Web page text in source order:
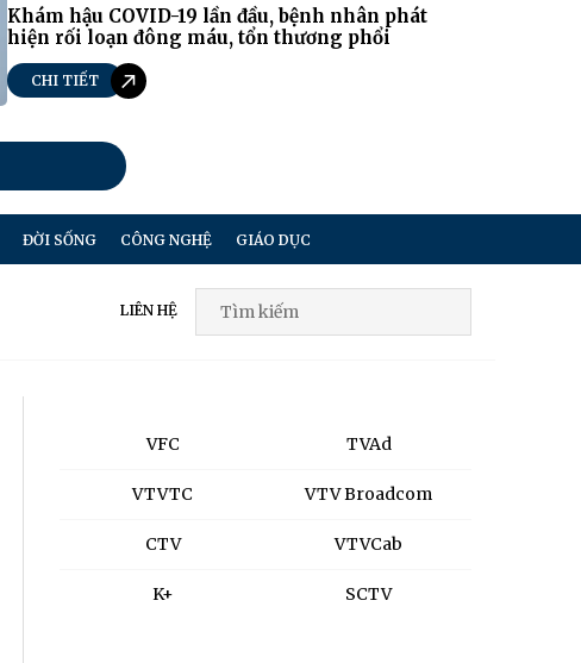
Khám hậu COVID-19 lần đầu, bệnh nhân phát
hiện rối loạn đông máu, tổn thương phổi
CHI TIẾT
ĐỜI SỐNG CÔNG NGHỆ GIÁO DỤC
LIÊN HỆ
VFC
VTVTC
CTV
K+
TVAd
VTV Broadcom
VTVCab
SCTV